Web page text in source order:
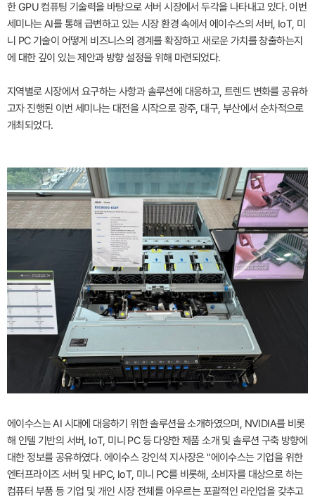
한 GPU 컴퓨팅 기술력을 바탕으로 서버 시장에서 두각을 나타내고 있다. 이번
세미나는 AI를 통해 급변하고 있는 시장 환경 속에서 에이수스의 서버, IoT, 미
니 PC 기술이 어떻게 비즈니스의 경계를 확장하고 새로운 가치를 창출하는지
에 대한 깊이 있는 제안과 방향 설정을 위해 마련되었다.
지역별로 시장에서 요구하는 사항과 솔루션에 대응하고, 트렌드 변화를 공유하
고자 진행된 이번 세미나는 대전을 시작으로 광주, 대구, 부산에서 순차적으로
개최되었다.
에이수스는 AI 시대에 대응하기 위한 솔루션을 소개하였으며, NVIDIA를 비롯
해 인텔 기반의 서버, IoT, 미니 PC 등 다양한 제품 소개 및 솔루션 구축 방향에
대한 정보를 공유하였다. 에이수스 강인석 지사장은 "에이수스는 기업을 위한
엔터프라이즈 서버 및 HPC, IoT, 미니 PC를 비롯해, 소비자를 대상으로 하는
컴퓨터 부품 등 기업 및 개인 시장 전체를 아우르는 포괄적인 라인업을 갖추고